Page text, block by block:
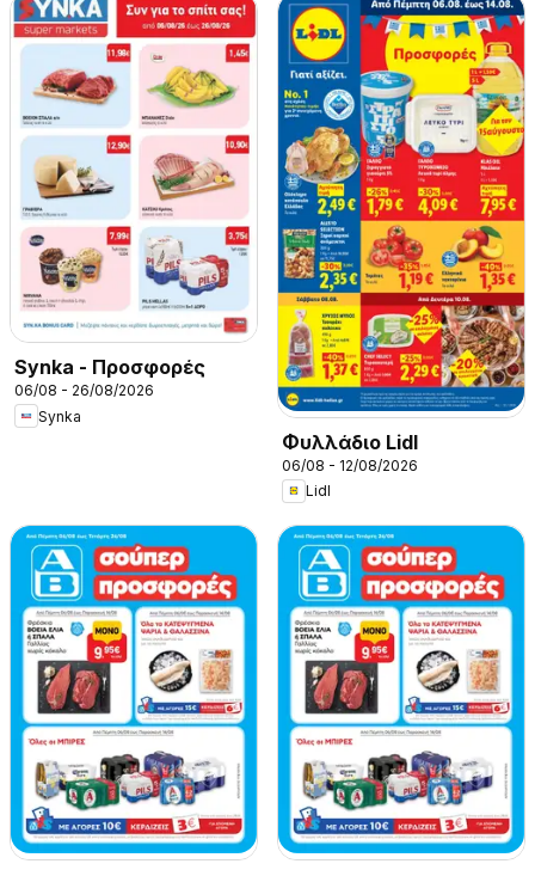
Synka - Προσφορές
06/08 - 26/08/2026
Synka
Φυλλάδιο Lidl
06/08 - 12/08/2026
Lidl